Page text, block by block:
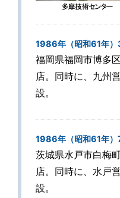
1986年（昭和61年）
福岡県福岡市博多
店。同時に、九州
設。
1986年（昭和61年）
茨城県水戸市白梅
店。同時に、水戸
設。